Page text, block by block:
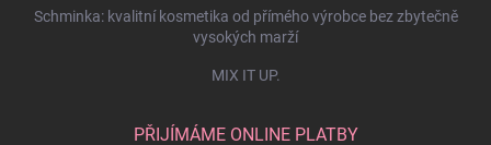
Schminka: kvalitní kosmetika od přímého výrobce bez zbytečně
vysokých marží
MIX IT UP.
PŘIJÍMÁME ONLINE PLATBY